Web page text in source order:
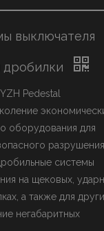
выключателя
дробилки
Pedestal
оборудования для
разрушения
системы
на щековых,
а также для
негабаритных